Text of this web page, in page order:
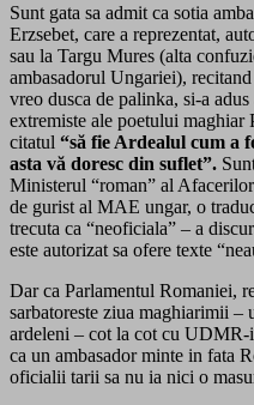
Sunt gata sa admit ca sotia
Erzsebet, care a reprezentat,
sau la Targu Mures (alta
ambasadorul Ungariei),
vreo dusca de palinka, si-a
extremiste ale poetului maghiar
citatul “să fie Ardealul cum a
asta vă doresc din suflet”.
Ministerul “roman” al
de gurist al MAE ungar, o
trecuta ca “neoficiala” – a
este autorizat sa ofere texte
Dar ca Parlamentul Romaniei,
sarbatoreste ziua maghiarimii –
ardeleni – cot la cot cu UDMR-
ca un ambasador minte in fata
oficialii tarii sa nu ia nici o